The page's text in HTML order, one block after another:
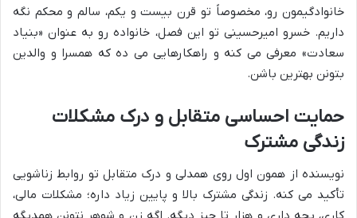
خانوادگیمون رو، مخصوصاً تو قرن بیست و یکم، سالم و محکم نگه
داریم. خسرو امیرحسینی تو این فصل، خانواده رو به عنوان «بنیاد
سعادت» معرفی می کنه و راهکارهایی می ده که همسرا و والدین
بتونن بهترین باشن.
حمایت احساسی متقابل و درک مشکلات
زندگی مشترک
نویسنده از همون اول روی همدلی و درک متقابل تو روابط زناشویی
تأکید می کنه. زندگی مشترک بالا و پایین زیاد داره؛ مشکلات مالی،